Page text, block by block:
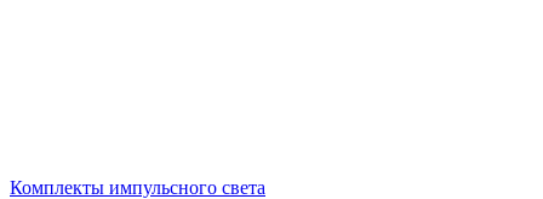
Комплекты импульсного света